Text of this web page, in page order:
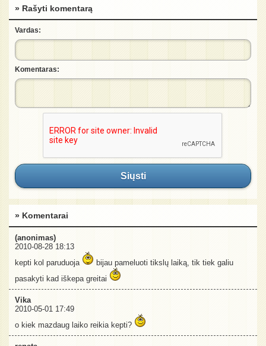
» Rašyti komentarą
Vardas:
Komentaras:
Siųsti
» Komentarai
(anonimas)
2010-08-28 18:13
kepti kol paruduoja
bijau pameluoti tikslų laiką, tik tiek galiu
pasakyti kad iškepa greitai
Vika
2010-05-01 17:49
o kiek mazdaug laiko reikia kepti?